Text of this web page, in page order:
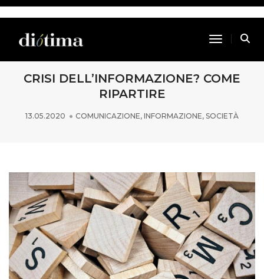
Toggle
CRISI DELL’INFORMAZIONE? COME
RIPARTIRE
13.05.2020 COMUNICAZIONE, INFORMAZIONE, SOCIETÀ